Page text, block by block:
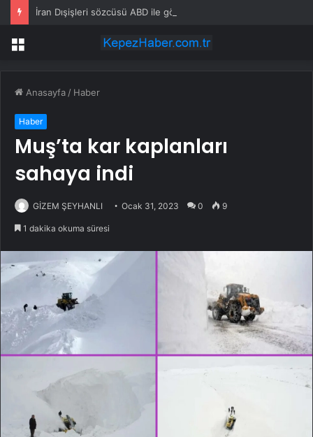
İran Dışişleri sözcüsü ABD ile görüşmeleri yalanladı
Menü
Anasayfa / Haber
Haber
Muş’ta kar kaplanları
sahaya indi
GİZEM ŞEYHANLI Ocak 31, 2023 0 9
1 dakika okuma süresi